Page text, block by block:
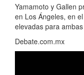
Yamamoto y Gallen
en Los Ángeles, en
elevadas para
Debate.com.mx